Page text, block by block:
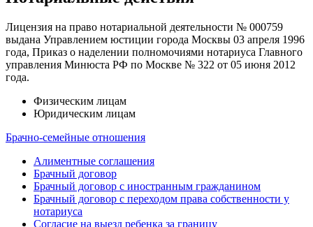
Лицензия на право нотариальной деятельности № 000759
выдана Управлением юстиции города Москвы 03 апреля 1996
года, Приказ о наделении полномочиями нотариуса Главного
управления Минюста РФ по Москве № 322 от 05 июня 2012
года.
Физическим лицам
Юридическим лицам
Брачно-семейные отношения
Алиментные соглашения
Брачный договор
Брачный договор с иностранным гражданином
Брачный договор с переходом права собственности у
нотариуса
Согласие на выезд ребенка за границу